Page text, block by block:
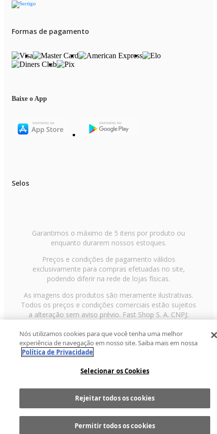
Comprar
Formas de pagamento
Baixe o App
Selos
Garantimos o máximo de 5 itens por produto ou
enquanto durarem nossos estoques.
Preços e condições de pagamento válidos
exclusivamente para compras efetuadas no site,
podendo diferir na rede de lojas físicas.
As imagens dos produtos são meramente ilustrativas.
Todos os preços e condições comerciais estão sujeitos
a alteração sem aviso prévio. Fast Shop S. A. CNPJ:
Avenida Zaki Narchi, nº 1650, sobreloja, Carandiru, São
Paulo/SP, CEP 02029-001, Telefone: 11 3003-3728 ©
2013 Fast Shop - Todos os direitos reservados
Nós utilizamos cookies para que você tenha uma melhor
experiência de navegação em nosso site. Saiba mais em nossa
Política de Privacidade
Selecionar os Cookies
Rejeitar todos os cookies
Permitir todos os cookies